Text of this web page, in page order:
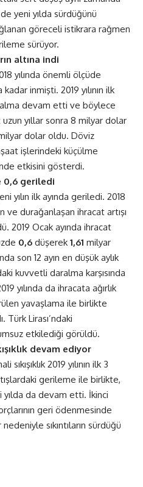
yeni yılda sürdüğünü
göreceli istikrara rağmen
sürüyor.
altına indi
yılında önemli ölçüde
inmişti. 2019 yılının ilk
devam etti ve böylece
uzun yıllar sonra 8 milyar dolar
dolar oldu. Döviz
işlerindeki küçülme
etkisini gösterdi.
0,6 geriledi
yılın ilk ayında geriledi. 2018
ve durağanlaşan ihracat artışı
2019 Ocak ayında ihracat
0,6 düşerek 1,61 milyar
son 12 ayın en düşük aylık
kuvvetli daralma karşısında
yılında da ihracata ağırlık
yavaşlama ile birlikte
Türk Lirası’ndaki
etkilediği görüldü.
devam ediyor
2019 yılının ilk 3
gerileme ile birlikte,
yılda da devam etti. İkinci
geri ödenmesinde
sıkıntıların sürdüğü